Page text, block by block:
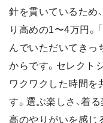
針を貫いているため
り高めの1〜4万円。
んでいただいてきっ
からです。セレクト
ワクワクした時間を
す。選ぶ楽しさ、着
高のやりがいを感じ